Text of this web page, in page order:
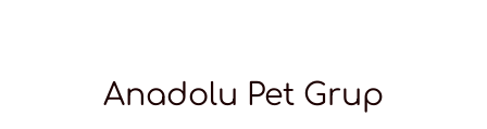
Anadolu Pet Grup